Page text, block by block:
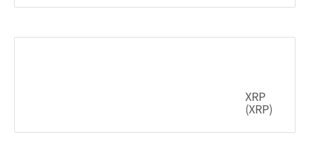
$0.191641 1.79%
XRP
(XRP)